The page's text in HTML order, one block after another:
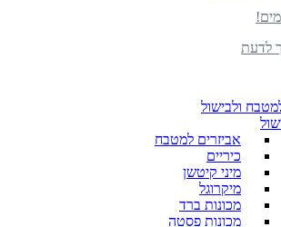
לדעת
ולבישול
אביזרים למטבח
כיריים
מיני קיטשן
מיקרוגל
מכונות ברד
מכונות פסטה